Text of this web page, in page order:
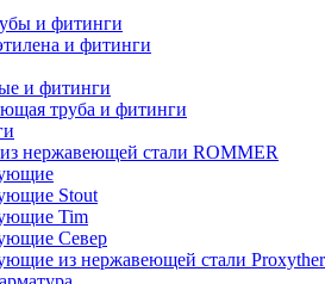
и фитинги
и фитинги
и фитинги
труба и фитинги
нержавеющей стали ROMMER
Stout
Tim
Север
из нержавеющей стали